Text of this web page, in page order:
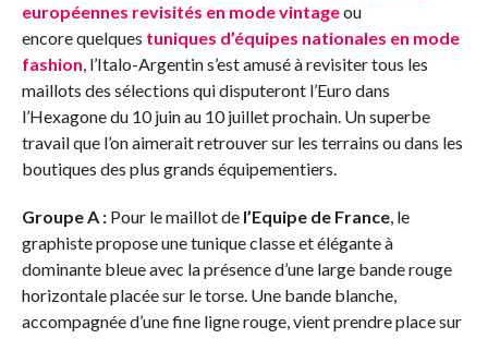
européennes revisités en mode vintageou
encore quelques tuniques d’équipes nationales en mode
fashion, l’Italo-Argentin s’est amusé à revisiter tous les
maillots des sélections qui disputeront l’Euro dans
l’Hexagone du 10 juin au 10 juillet prochain. Un superbe
travail que l’on aimerait retrouver sur les terrains ou dans les
boutiques des plus grands équipementiers.
Groupe A : Pour le maillot de l’Equipe de France, le
graphiste propose une tunique classe et élégante à
dominante bleue avec la présence d’une large bande rouge
horizontale placée sur le torse. Une bande blanche,
accompagnée d’une fine ligne rouge, vient prendre place sur